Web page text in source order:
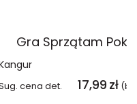
Gra Sprzątam
cena det. 17,99 zł